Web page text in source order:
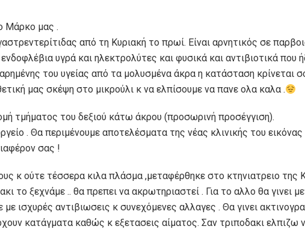
Μάρκο μας .
από τη Κυριακή το πρωί. Είναι αρνητικός σε
ενδοφλέβια υγρά και ηλεκτρολύτες και φυσικά και αντιβιοτικά που
του υγείας από τα μολυσμένα άκρα η κατάσταση κρίνεται
μας σκέψη στο μικρούλι κ να ελπίσουμε να πανε ολα καλα .
τμήματος του δεξιού κάτω άκρου (προσωρινή προσέγγιση).
. Θα περιμένουμε αποτελέσματα της νέας κλινικής του εικόνας
σας !
κ ούτε τέσσερα κιλα πλάσμα ,μεταφέρθηκε στο κτηνιατρειο της
το ξεχνάμε .. θα πρεπει να ακρωτηριαστεί . Για το αλλο θα γινει
ισχυρές αντιβιωσεις κ συνεχόμενες αλλαγες . Θα γινει
κατάγματα καθώς κ εξετασεις αίματος. Σαν τριποδακι ελπιζω